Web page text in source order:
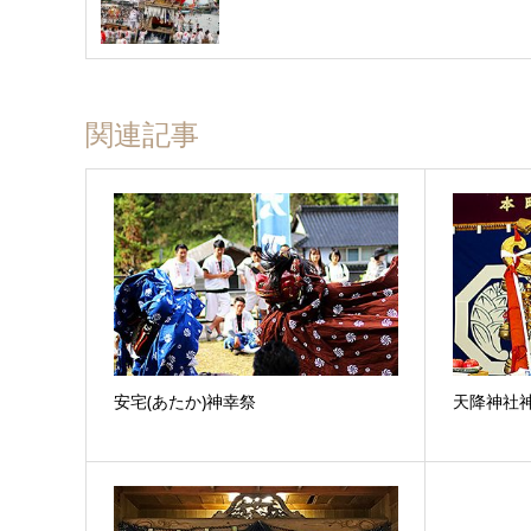
関連記事
安宅(あたか)神幸祭 天降神社